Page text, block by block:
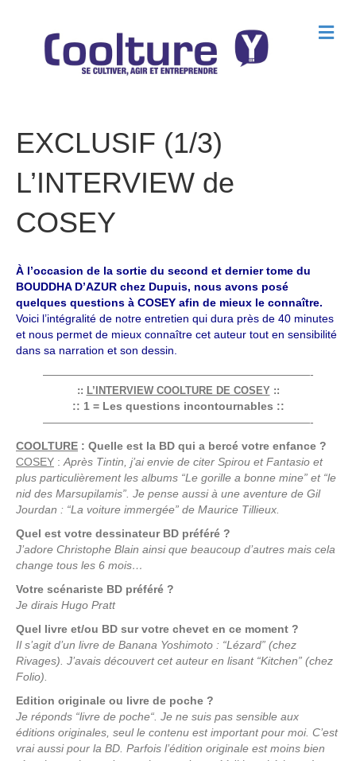
M
e
EXCLUSIF (1/3)
L’INTERVIEW de
COSEY
À l’occasion de la sortie du second et dernier tome du
BOUDDHA D’AZUR chez Dupuis, nous avons posé
quelques questions à COSEY afin de mieux le connaître.
Voici l’intégralité de notre entretien qui dura près de 40 minutes
et nous permet de mieux connaître cet auteur tout en sensibilité
dans sa narration et son dessin.
————————————————————————-
:: L’INTERVIEW COOLTURE DE COSEY::
:: 1 = Les questions incontournables ::
————————————————————————-
COOLTURE : Quelle est la BD qui a bercé votre enfance ?
COSEY : Après Tintin, j’ai envie de citer Spirou et Fantasio et
plus particulièrement les albums “Le gorille a bonne mine” et “le
nid des Marsupilamis”. Je pense aussi à une aventure de Gil
Jourdan : “La voiture immergée” de Maurice Tillieux.
Quel est votre dessinateur BD préféré ?
J’adore Christophe Blain ainsi que beaucoup d’autres mais cela
change tous les 6 mois…
Votre scénariste BD préféré ?
Je dirais Hugo Pratt
Quel livre et/ou BD sur votre chevet en ce moment ?
Il s’agit d’un livre de Banana Yoshimoto : “Lézard” (chez
Rivages). J’avais découvert cet auteur en lisant “Kitchen” (chez
Folio).
Edition originale ou livre de poche ?
Je réponds “livre de poche“. Je ne suis pas sensible aux
éditions originales, seul le contenu est important pour moi. C’est
vrai aussi pour la BD. Parfois l’édition originale est moins bien